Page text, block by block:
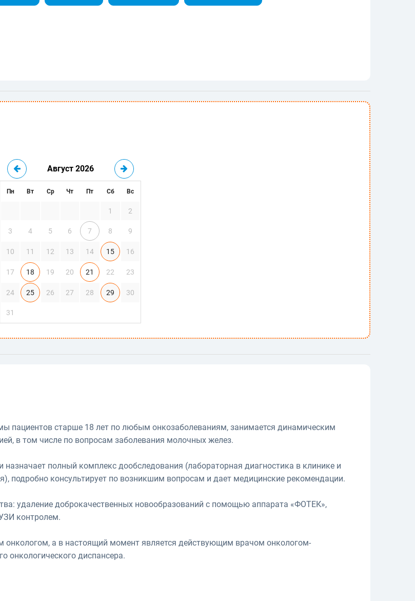
Август 2026
Пн Вт Ср Чт Пт Сб Вс
1 2
3 4 5 6 7 8 9
10 11 12 13 14 15 16
17 18 19 20 21 22 23
24 25 26 27 28 29 30
31
пациентов старше 18 лет по любым онкозаболеваниям, занимается динамическим
в том числе по вопросам заболевания молочных желез.
полный комплекс дообследования (лабораторная диагностика в клинике и
подробно консультирует по возникшим вопросам и дает медицинские рекомендации.
удаление доброкачественных новообразований с помощью аппарата «ФОТЕК»,
контролем.
а в настоящий момент является действующим врачом онкологом-
онкологического диспансера.